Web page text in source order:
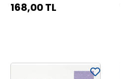
168,00 TL